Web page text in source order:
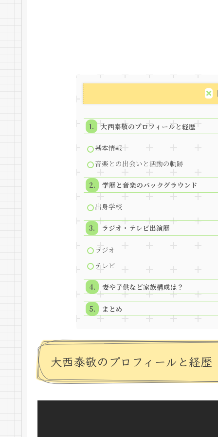
大西泰敬のプロフィールと経歴
基本情報
音楽との出会いと活動の軌跡
学歴と音楽のバックグラウンド
出身学校
ラジオ・テレビ出演歴
ラジオ
テレビ
妻や子供など家族構成は？
まとめ
大西泰敬のプロフィールと経歴